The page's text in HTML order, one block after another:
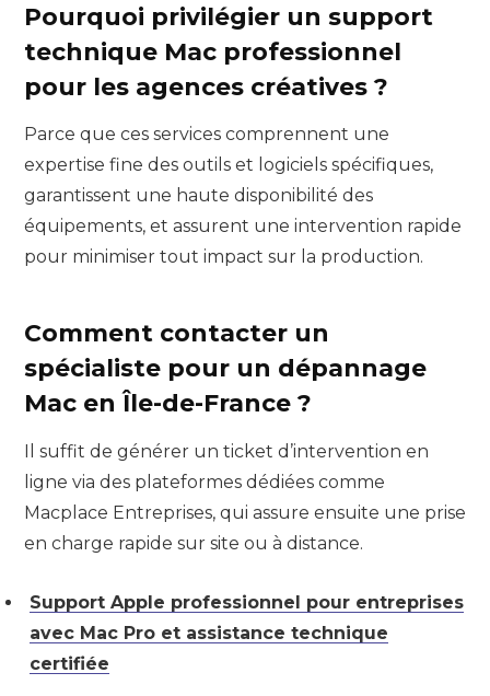
Pourquoi privilégier un support
technique Mac professionnel
pour les agences créatives ?
Parce que ces services comprennent une
expertise fine des outils et logiciels spécifiques,
garantissent une haute disponibilité des
équipements, et assurent une intervention rapide
pour minimiser tout impact sur la production.
Comment contacter un
spécialiste pour un dépannage
Mac en Île-de-France ?
Il suffit de générer un ticket d’intervention en
ligne via des plateformes dédiées comme
Macplace Entreprises, qui assure ensuite une prise
en charge rapide sur site ou à distance.
Support Apple professionnel pour entreprises
avec Mac Pro et assistance technique
certifiée